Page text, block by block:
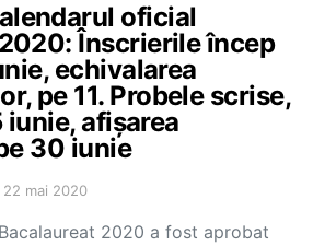
oficial
Înscrierile încep
echivalarea
pe 11. Probele scrise,
afişarea
30 iunie
22 mai 2020
2020 a fost aprobat